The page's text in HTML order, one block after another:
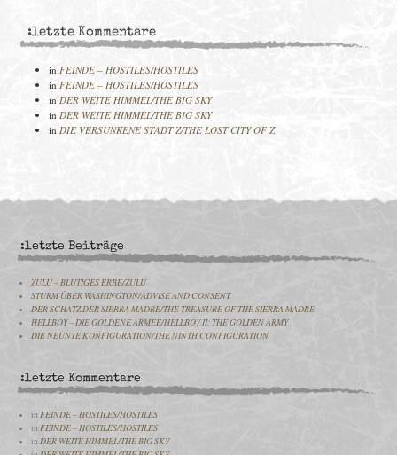
:letzte Kommentare
in FEINDE – HOSTILES/HOSTILES
in FEINDE – HOSTILES/HOSTILES
in DER WEITE HIMMEL/THE BIG SKY
in DER WEITE HIMMEL/THE BIG SKY
in DIE VERSUNKENE STADT Z/THE LOST CITY OF Z
:letzte Beiträge
ZULU – BLUTIGES ERBE/ZULU
STURM ÜBER WASHINGTON/ADVISE AND CONSENT
DER SCHATZ DER SIERRA MADRE/THE TREASURE OF THE SIERRA MADRE
HELLBOY – DIE GOLDENE ARMEE/HELLBOY II: THE GOLDEN ARMY
DIE NEUNTE KONFIGURATION/THE NINTH CONFIGURATION
:letzte Kommentare
inFEINDE – HOSTILES/HOSTILES
inFEINDE – HOSTILES/HOSTILES
inDER WEITE HIMMEL/THE BIG SKY